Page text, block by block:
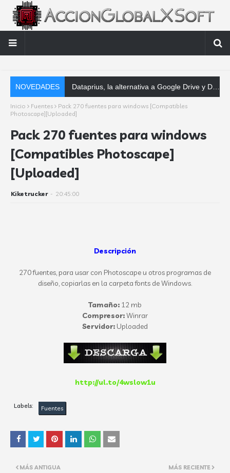
NOVEDADES Dataprius, la alternativa a Google Drive y Dropbox que las empresas deberían conocer
Inicio Fuentes
Pack 270 fuentes para windows [Compatibles
Photoscape][Uploaded]
Pack 270 fuentes para windows
[Compatibles Photoscape]
[Uploaded]
Kiketrucker - 20:45:00
Descripción
270 fuentes, para usar con Photoscape u otros programas de
diseño, copiarlas en la carpeta fonts de Windows.
Tamaño: 12 mb
Compresor:Winrar
Servidor: Uploaded
http://ul.to/4wslow1u
Labels: Fuentes
MÁS RECIENTE
MÁS ANTIGUA